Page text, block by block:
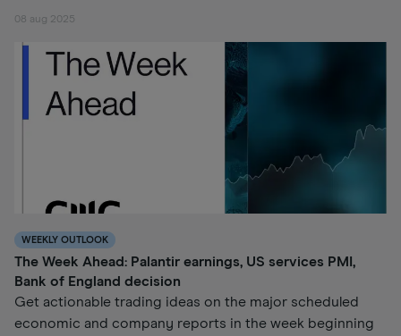
08 aug 2025
WEEKLY OUTLOOK
The Week Ahead: Palantir earnings, US services PMI,
Bank of England decision
Get actionable trading ideas on the major scheduled
economic and company reports in the week beginning